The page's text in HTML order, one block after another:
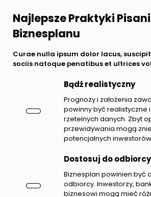
Najlepsze Praktyki
Biznesplanu
Curae nulla ipsum dolor lacus,
sociis natoque penatibus et ultrices
Bądź realistyczny
Prognozy i założenia
powinny być realistyczne
rzetelnych danych. Zbyt
przewidywania mogą
potencjalnych
Dostosuj do odbiorcy
Biznesplan powinien być
odbiorcy. Inwestorzy,
biznesowi mogą mieć